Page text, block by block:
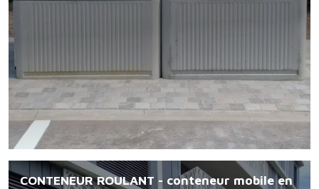
Image
CONTENEUR ROULANT - conteneur mobile en